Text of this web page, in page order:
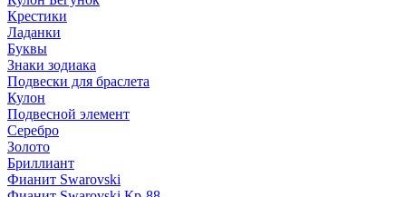
Крестики
Ладанки
Буквы
Знаки зодиака
Подвески для браслета
Кулон
Подвесной элемент
Серебро
Золото
Бриллиант
Фианит Swarovski